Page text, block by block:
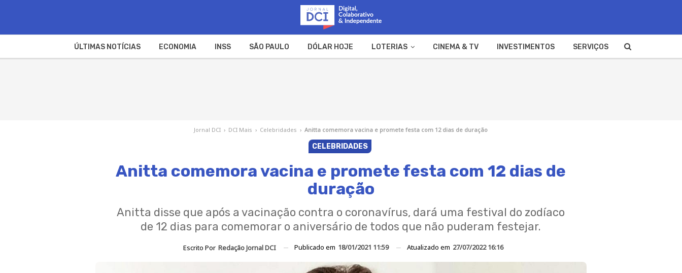
ÚLTIMAS NOTÍCIAS ECONOMIA INSS SÃO PAULO DÓLAR HOJE LOTERIAS CINEMA & TV INVESTIMENTOS SERVIÇOS
Jornal DCI › DCI Mais › Celebridades › Anitta comemora vacina e promete festa com 12 dias de duração
CELEBRIDADES
Anitta comemora vacina e promete festa com 12 dias de
duração
Anitta disse que após a vacinação contra o coronavírus, dará uma festival do zodíaco
de 12 dias para comemorar o aniversário de todos que não puderam festejar.
Escrito Por Redação Jornal DCI Publicado em 18/01/2021 11:59 Atualizado em 27/07/2022 16:16